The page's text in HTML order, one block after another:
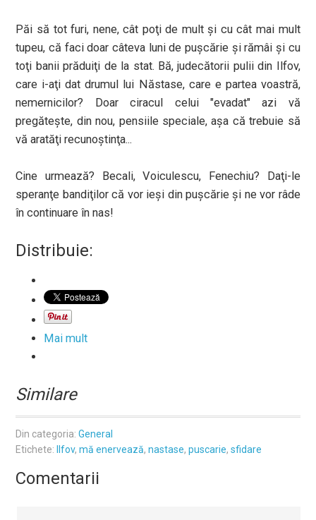
Păi să tot furi, nene, cât poţi de mult şi cu cât mai mult
tupeu, că faci doar câteva luni de puşcărie şi rămâi şi cu
toţi banii prăduiţi de la stat. Bă, judecătorii pulii din Ilfov,
care i-aţi dat drumul lui Năstase, care e partea voastră,
nemernicilor? Doar ciracul celui "evadat" azi vă
pregăteşte, din nou, pensiile speciale, aşa că trebuie să
vă aratăţi recunoştinţa...
Cine urmează? Becali, Voiculescu, Fenechiu? Daţi-le
speranţe bandiţilor că vor ieşi din puşcărie şi ne vor râde
în continuare în nas!
Distribuie:
Mai mult
Similare
Din categoria:General
Etichete:
Ilfov,mă enervează,nastase,puscarie,sfidare
Comentarii